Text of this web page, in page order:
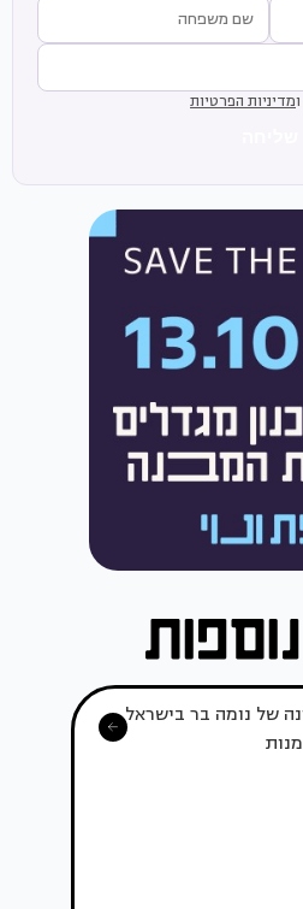
ומדיניות הפרטיות